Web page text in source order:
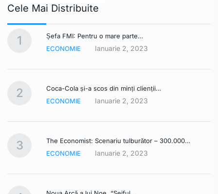
Cele Mai Distribuite
1
Șefa FMI: Pentru o mare parte…
ECONOMIE
Ianuarie 2, 2023
2
Coca-Cola și-a scos din minți clienții…
ECONOMIE
Ianuarie 2, 2023
3
The Economist: Scenariu tulburător – 300.000…
ECONOMIE
Ianuarie 2, 2023